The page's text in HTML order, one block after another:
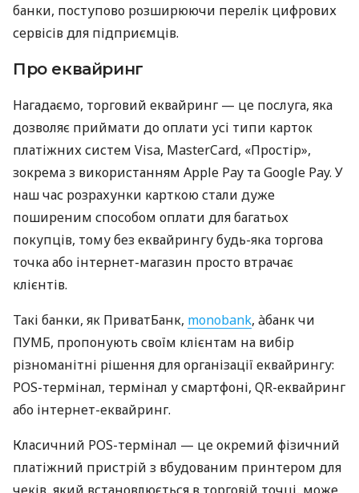
банки, поступово розширюючи перелік цифрових
сервісів для підприємців.
Про еквайринг
Нагадаємо, торговий еквайринг — це послуга, яка
дозволяє приймати до оплати усі типи карток
платіжних систем Visa, MasterCard, «Простір»,
зокрема з використанням Apple Pay та Google Pay. У
наш час розрахунки карткою стали дуже
поширеним способом оплати для багатьох
покупців, тому без еквайрингу будь-яка торгова
точка або інтернет-магазин просто втрачає
клієнтів.
Такі банки, як ПриватБанк, monobank, àбанк чи
ПУМБ, пропонують своїм клієнтам на вибір
різноманітні рішення для організації еквайрингу:
POS-термінал, термінал у смартфоні, QR-еквайринг
або інтернет-еквайринг.
Класичний POS-термінал — це окремий фізичний
платіжний пристрій з вбудованим принтером для